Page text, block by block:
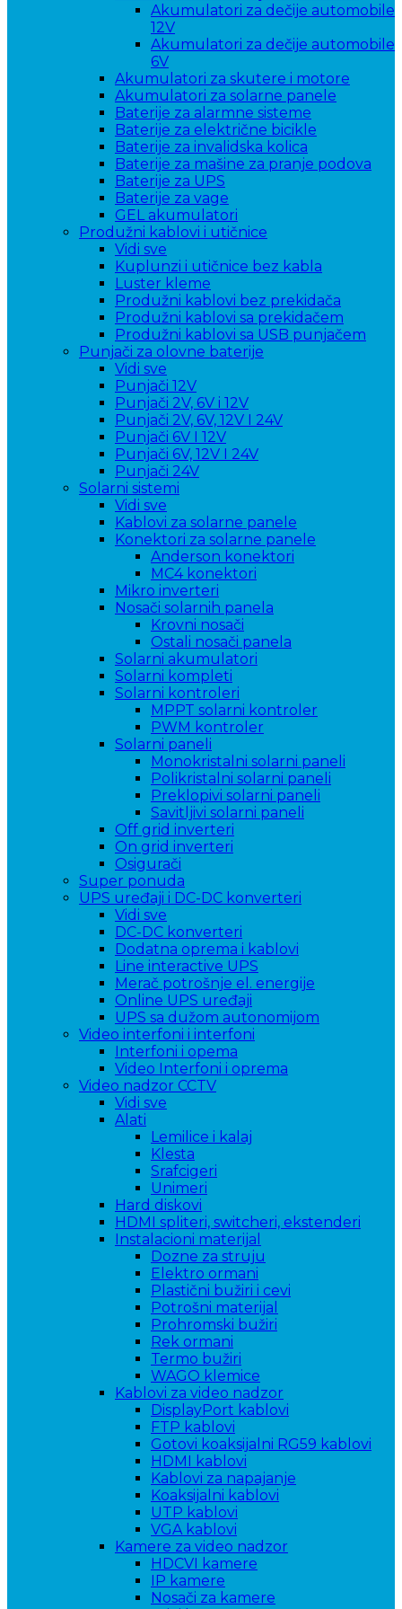
Akumulatori za dečije automobile
12V
Akumulatori za dečije automobile
6V
Akumulatori za skutere i motore
Akumulatori za solarne panele
Baterije za alarmne sisteme
Baterije za električne bicikle
Baterije za invalidska kolica
Baterije za mašine za pranje podova
Baterije za UPS
Baterije za vage
GEL akumulatori
Produžni kablovi i utičnice
Vidi sve
Kuplunzi i utičnice bez kabla
Luster kleme
Produžni kablovi bez prekidača
Produžni kablovi sa prekidačem
Produžni kablovi sa USB punjačem
Punjači za olovne baterije
Vidi sve
Punjači 12V
Punjači 2V, 6V i 12V
Punjači 2V, 6V, 12V I 24V
Punjači 6V I 12V
Punjači 6V, 12V I 24V
Punjači 24V
Solarni sistemi
Vidi sve
Kablovi za solarne panele
Konektori za solarne panele
Anderson konektori
MC4 konektori
Mikro inverteri
Nosači solarnih panela
Krovni nosači
Ostali nosači panela
Solarni akumulatori
Solarni kompleti
Solarni kontroleri
MPPT solarni kontroler
PWM kontroler
Solarni paneli
Monokristalni solarni paneli
Polikristalni solarni paneli
Preklopivi solarni paneli
Savitljivi solarni paneli
Off grid inverteri
On grid inverteri
Osigurači
Super ponuda
UPS uređaji i DC-DC konverteri
Vidi sve
DC-DC konverteri
Dodatna oprema i kablovi
Line interactive UPS
Merač potrošnje el. energije
Online UPS uređaji
UPS sa dužom autonomijom
Video interfoni i interfoni
Interfoni i opema
Video Interfoni i oprema
Video nadzor CCTV
Vidi sve
Alati
Lemilice i kalaj
Klesta
Srafcigeri
Unimeri
Hard diskovi
HDMI spliteri, switcheri, ekstenderi
Instalacioni materijal
Dozne za struju
Elektro ormani
Plastični bužiri i cevi
Potrošni materijal
Prohromski bužiri
Rek ormani
Termo bužiri
WAGO klemice
Kablovi za video nadzor
DisplayPort kablovi
FTP kablovi
Gotovi koaksijalni RG59 kablovi
HDMI kablovi
Kablovi za napajanje
Koaksijalni kablovi
UTP kablovi
VGA kablovi
Kamere za video nadzor
HDCVI kamere
IP kamere
Nosači za kamere